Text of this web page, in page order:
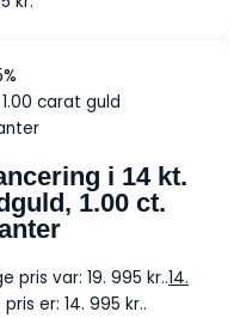
i 14 kt.
1.00 ct.
pris var: 19. 995 kr..14.
er: 14. 995 kr..